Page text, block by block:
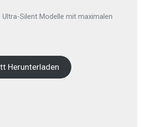
Ultra-Silent Modelle mit maximalen
Herunterladen